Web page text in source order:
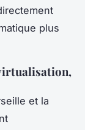
plus
et la